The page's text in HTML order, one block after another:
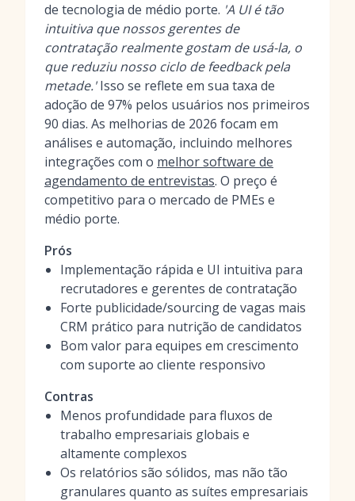
de tecnologia de médio porte. 'A UI é tão
intuitiva que nossos gerentes de
contratação realmente gostam de usá-la, o
que reduziu nosso ciclo de feedback pela
metade.'Isso se reflete em sua taxa de
adoção de 97% pelos usuários nos primeiros
90 dias. As melhorias de 2026 focam em
análises e automação, incluindo melhores
integrações com o melhor software de
agendamento de entrevistas. O preço é
competitivo para o mercado de PMEs e
médio porte.
Prós
Implementação rápida e UI intuitiva para
recrutadores e gerentes de contratação
Forte publicidade/sourcing de vagas mais
CRM prático para nutrição de candidatos
Bom valor para equipes em crescimento
com suporte ao cliente responsivo
Contras
Menos profundidade para fluxos de
trabalho empresariais globais e
altamente complexos
Os relatórios são sólidos, mas não tão
granulares quanto as suítes empresariais